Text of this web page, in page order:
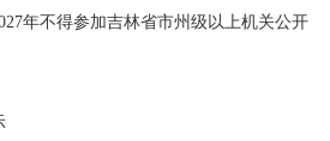
年不得参加吉林省市州级以上机关公开